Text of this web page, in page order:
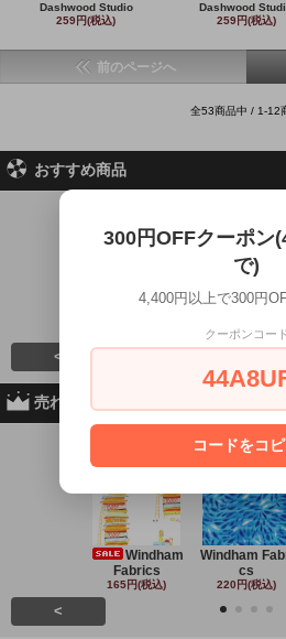
Dashwood Studio
259円(税込)
Dashwood
259円(税込)
前のページへ
全53商品中 / 1-12
おすすめ商品
Sewslow / Minia Sewslow /
<
売れ筋商品
Windham
Fabrics
165円(税込)
No.2
Windham
cs
220円(税込)
<
300円OFFクーポン
で)
4,400円以上で300円
クーポンコー
コードをコ